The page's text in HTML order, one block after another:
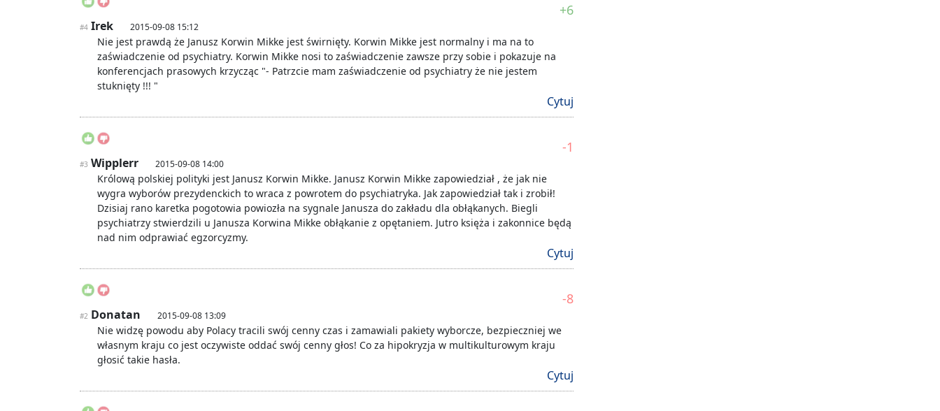
+6
#4 Irek 2015-09-08 15:12
Nie jest prawdą że Janusz Korwin Mikke jest świrnięty. Korwin Mikke jest normalny i ma na to
zaświadczenie od psychiatry. Korwin Mikke nosi to zaświadczenie zawsze przy sobie i pokazuje na
konferencjach prasowych krzycząc "- Patrzcie mam zaświadczenie od psychiatry że nie jestem
stuknięty !!! "
Cytuj
-1
#3 Wipplerr 2015-09-08 14:00
Królową polskiej polityki jest Janusz Korwin Mikke. Janusz Korwin Mikke zapowiedział , że jak nie
wygra wyborów prezydenckich to wraca z powrotem do psychiatryka. Jak zapowiedział tak i zrobił!
Dzisiaj rano karetka pogotowia powiozła na sygnale Janusza do zakładu dla obłąkanych. Biegli
psychiatrzy stwierdzili u Janusza Korwina Mikke obłąkanie z opętaniem. Jutro księża i zakonnice będą
nad nim odprawiać egzorcyzmy.
Cytuj
-8
#2 Donatan 2015-09-08 13:09
Nie widzę powodu aby Polacy tracili swój cenny czas i zamawiali pakiety wyborcze, bezpieczniej we
własnym kraju co jest oczywiste oddać swój cenny głos! Co za hipokryzja w multikulturowym kraju
głosić takie hasła.
Cytuj